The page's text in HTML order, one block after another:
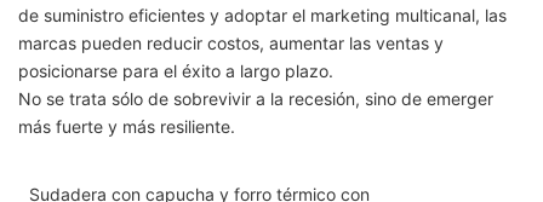
de suministro eficientes y adoptar el marketing multicanal, las
marcas pueden reducir costos, aumentar las ventas y
posicionarse para el éxito a largo plazo.
No se trata sólo de sobrevivir a la recesión, sino de emerger
más fuerte y más resiliente.
Sudadera con capucha y forro térmico con